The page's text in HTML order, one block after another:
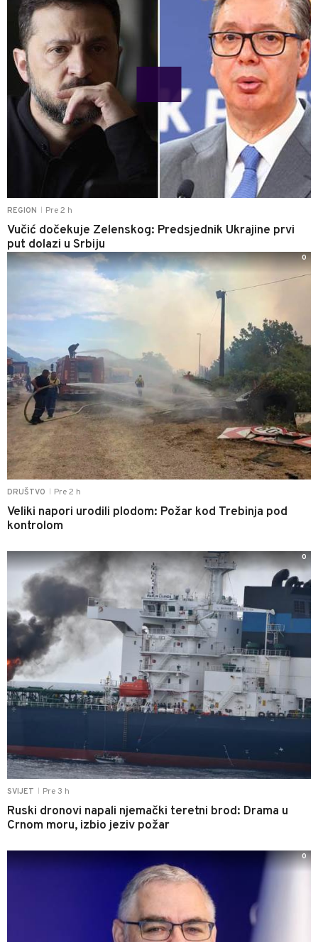
REGION Pre 2 h
Vučić dočekuje Zelenskog: Predsjednik Ukrajine prvi
put dolazi u Srbiju
DRUŠTVO Pre 2 h
Veliki napori urodili plodom: Požar kod Trebinja pod
kontrolom
0
SVIJET Pre 3 h
Ruski dronovi napali njemački teretni brod: Drama u
Crnom moru, izbio jeziv požar
0
0